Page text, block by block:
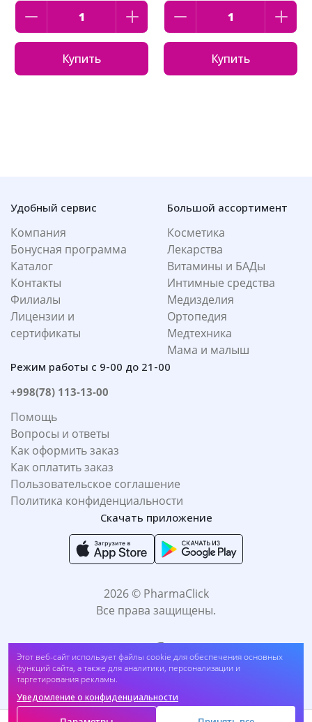
Этот веб-сайт использует файлы cookie для обеспечения основных
функций сайта, а также для аналитики, персонализации и
таргетирования рекламы.
Уведомление о конфиденциальности
Праймер для лица ASTRA Zen Routine Face Primer (##umy1)
92 800UZS
Купить Купить
Удобный сервис
Компания
Бонусная программа
Каталог
Контакты
Филиалы
Лицензии и
сертификаты
Большой ассортимент
Косметика
Лекарства
Витамины и БАДы
Интимные средства
Медизделия
Ортопедия
Медтехника
Мама и малыш
Режим работы с 9-00 до 21-00
+998(78) 113-13-00
Помощь
Вопросы и ответы
Как оформить заказ
Как оплатить заказ
Пользовательское соглашение
Политика конфиденциальности
Скачать приложение
2026 © PharmaClick
Все права защищены.
Принимаем к оплате: